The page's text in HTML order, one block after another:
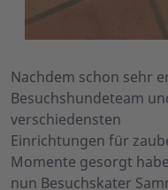
Nachdem schon sehr
Besuchshundeteam
verschiedensten
Einrichtungen für
Momente gesorgt
nun Besuchskater